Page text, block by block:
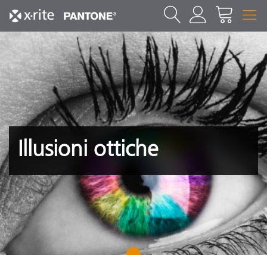
Illusioni ottiche